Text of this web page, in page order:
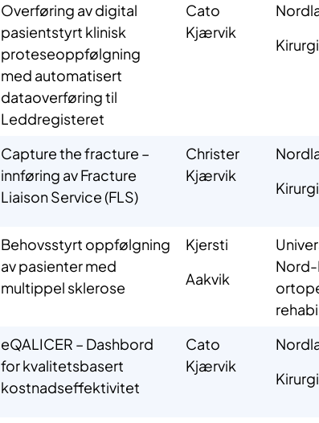
Overføring av digital
pasientstyrt klinisk
proteseoppfølgning
med automatisert
dataoverføring til
Leddregisteret
Cato
Kjærvik
Capture the fracture –
innføring av Fracture
Liaison Service (FLS)
Christer
Kjærvik
Behovsstyrt oppfølgning
av pasienter med
multippel sklerose
Kjersti
Aakvik
eQALICER – Dashbord
for kvalitetsbasert
kostnadseffektivitet
Cato
Kjærvik